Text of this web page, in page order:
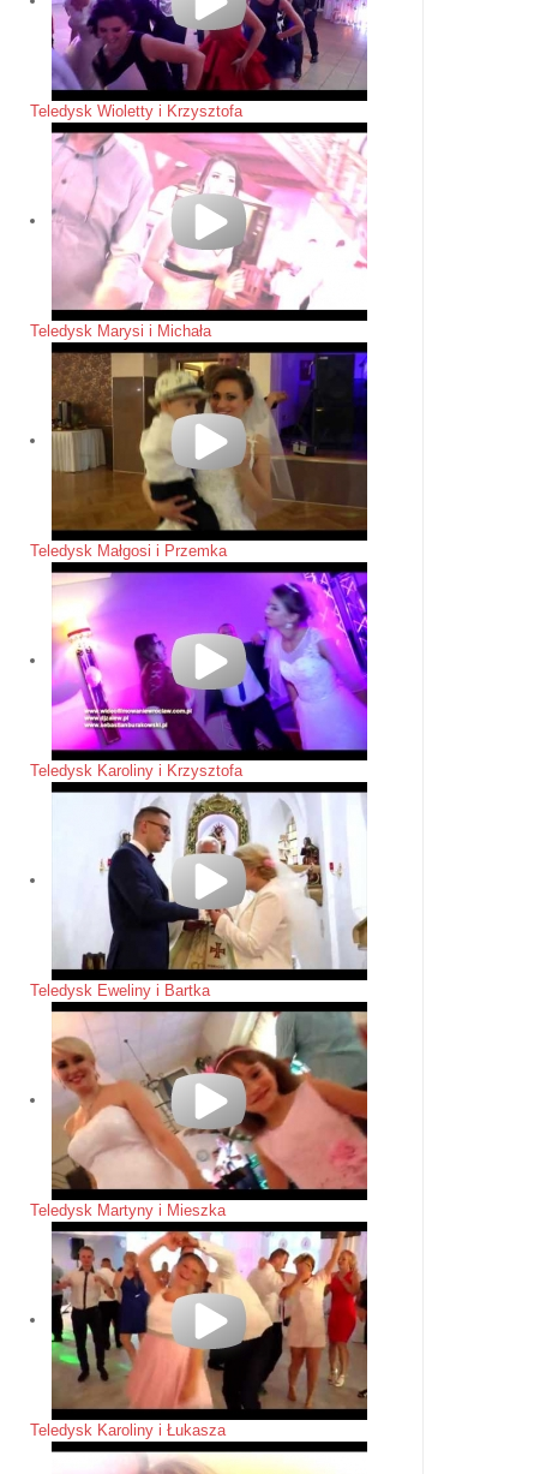
Teledysk Wioletty i Krzysztofa
Teledysk Marysi i Michała
Teledysk Małgosi i Przemka
Teledysk Karoliny i Krzysztofa
Teledysk Eweliny i Bartka
Teledysk Martyny i Mieszka
Teledysk Karoliny i Łukasza